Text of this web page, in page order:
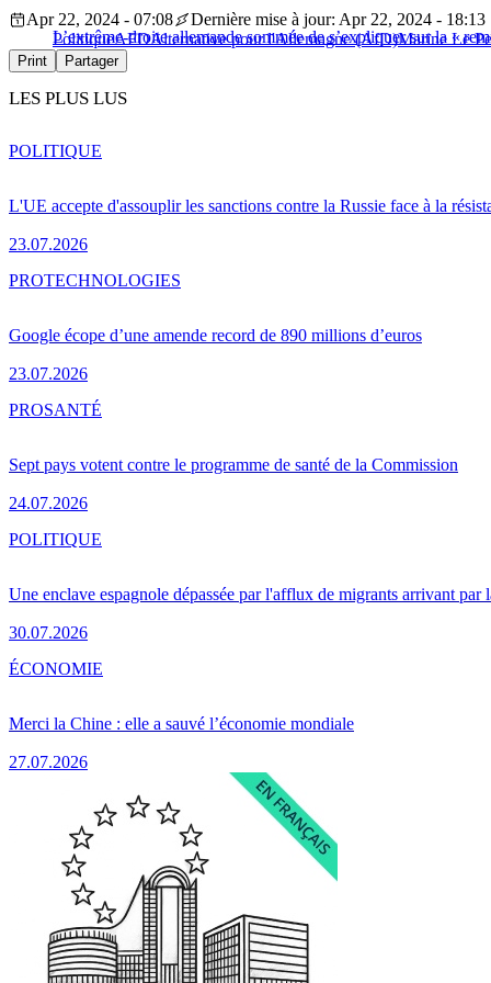
L’extrême-droite allemande sommée de s’expliquer sur la «
Apr 22, 2024 - 07:08
Dernière mise à jour: Apr 22, 2024 - 18:13
PolitiqueAFDAlternative pour l'Allemagne (AfD)Marine Le
Print Partager
LES PLUS LUS
L'UE accepte d'assouplir les sanctions contre la Russie face à la
23.07.2026
POLITIQUE
Google écope d’une amende record de 890 millions d’euros
23.07.2026
PROTECHNOLOGIES
Sept pays votent contre le programme de santé de la Commission
24.07.2026
PROSANTÉ
Une enclave espagnole dépassée par l'afflux de migrants arrivant par
30.07.2026
POLITIQUE
Merci la Chine : elle a sauvé l’économie mondiale
27.07.2026
ÉCONOMIE